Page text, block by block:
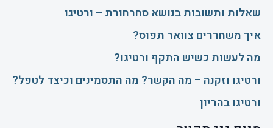
שאלות ותשובות בנושא סחרחורת – ורטיגו
איך משחררים צוואר תפוס?
​מה לעשות כשיש התקף ורטיגו?
ורטיגו וזקנה – מה הקשר? מה התסמינים וכיצד לטפל?
ורטיגו בהריון